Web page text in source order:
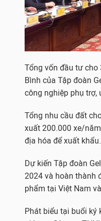
Tổng vốn đầu tư
Bình của Tập đoàn
công nghiệp phụ trợ,
Tổng nhu cầu đất
xuất 200.000 xe/
địa hóa để xuất khẩu.
Dự kiến Tập đoàn
2024 và hoàn thành
phẩm tại Việt Nam
Phát biểu tại buổi ký